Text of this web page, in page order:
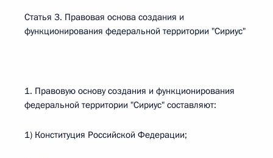
Статья 3. Правовая основа создания и
функционирования федеральной территории "Сириус"
1. Правовую основу создания и функционирования
федеральной территории "Сириус" составляют:
1) Конституция Российской Федерации;